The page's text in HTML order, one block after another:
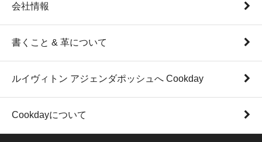
会社情報
書くこと & 革について
ルイヴィトン アジェンダポッシュへ Cookday
Cookdayについて